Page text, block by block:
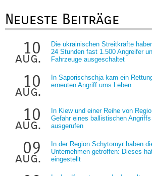
Neueste Beiträge
10
aug.
Die ukrainischen Streitkräfte
24 Stunden fast 1.500 Angreifer
Fahrzeuge ausgeschaltet
10
aug.
In Saporischschja kam ein
erneuten Angriff ums Leben
10
aug.
In Kiew und einer Reihe von
Gefahr eines ballistischen
ausgerufen
09
aug.
In der Region Schytomyr haben
Unternehmen getroffen: Dieses
eingestellt